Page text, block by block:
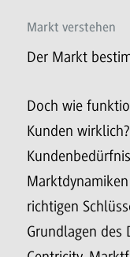
Markt verstehen
Der Markt
Doch wie
Kunden
richtigen
Grundlagen des